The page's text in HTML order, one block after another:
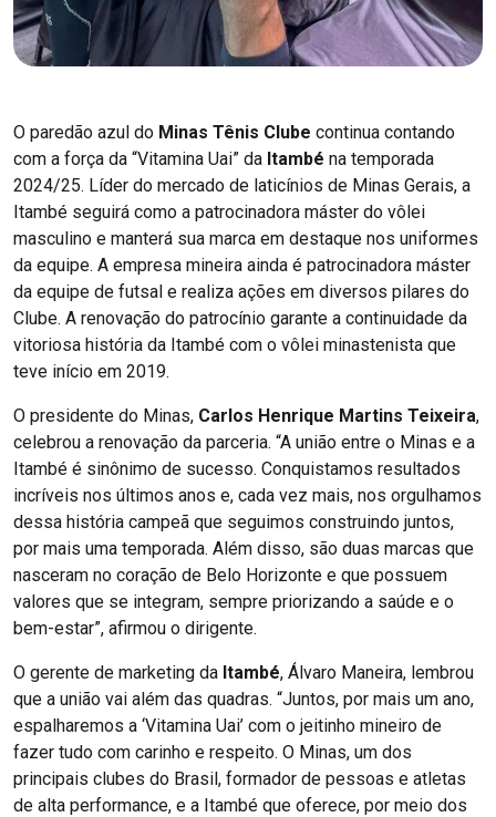
O paredão azul do Minas Tênis Clube continua contando
com a força da “Vitamina Uai” da Itambé na temporada
2024/25. Líder do mercado de laticínios de Minas Gerais, a
Itambé seguirá como a patrocinadora máster do vôlei
masculino e manterá sua marca em destaque nos uniformes
da equipe. A empresa mineira ainda é patrocinadora máster
da equipe de futsal e realiza ações em diversos pilares do
Clube. A renovação do patrocínio garante a continuidade da
vitoriosa história da Itambé com o vôlei minastenista que
teve início em 2019.
O presidente do Minas, Carlos Henrique Martins Teixeira,
celebrou a renovação da parceria. “A união entre o Minas e a
Itambé é sinônimo de sucesso. Conquistamos resultados
incríveis nos últimos anos e, cada vez mais, nos orgulhamos
dessa história campeã que seguimos construindo juntos,
por mais uma temporada. Além disso, são duas marcas que
nasceram no coração de Belo Horizonte e que possuem
valores que se integram, sempre priorizando a saúde e o
bem-estar”, afirmou o dirigente.
O gerente de marketing da Itambé, Álvaro Maneira, lembrou
que a união vai além das quadras. “Juntos, por mais um ano,
espalharemos a ‘Vitamina Uai’ com o jeitinho mineiro de
fazer tudo com carinho e respeito. O Minas, um dos
principais clubes do Brasil, formador de pessoas e atletas
de alta performance, e a Itambé que oferece, por meio dos